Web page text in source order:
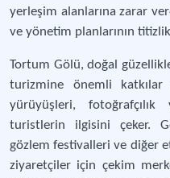
yerleşim alanlarına zarar
ve yönetim planlarının
Tortum Gölü, doğal
turizmine önemli katkılar
yürüyüşleri,
turistlerin ilgisini çeker.
gözlem festivalleri ve diğer
ziyaretçiler için çekim